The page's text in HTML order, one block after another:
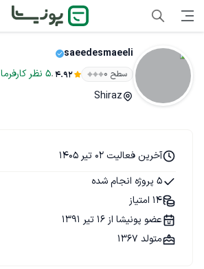
saeedesmaeeli
سطح ۰ 4.92
.
5 نظر کارفرما
Shiraz
آخرین فعالیت 02 تیر 1405
5 پروژه انجام شده
14 امتیاز
عضو پونیشا از 16 تیر 1391
متولد 1367